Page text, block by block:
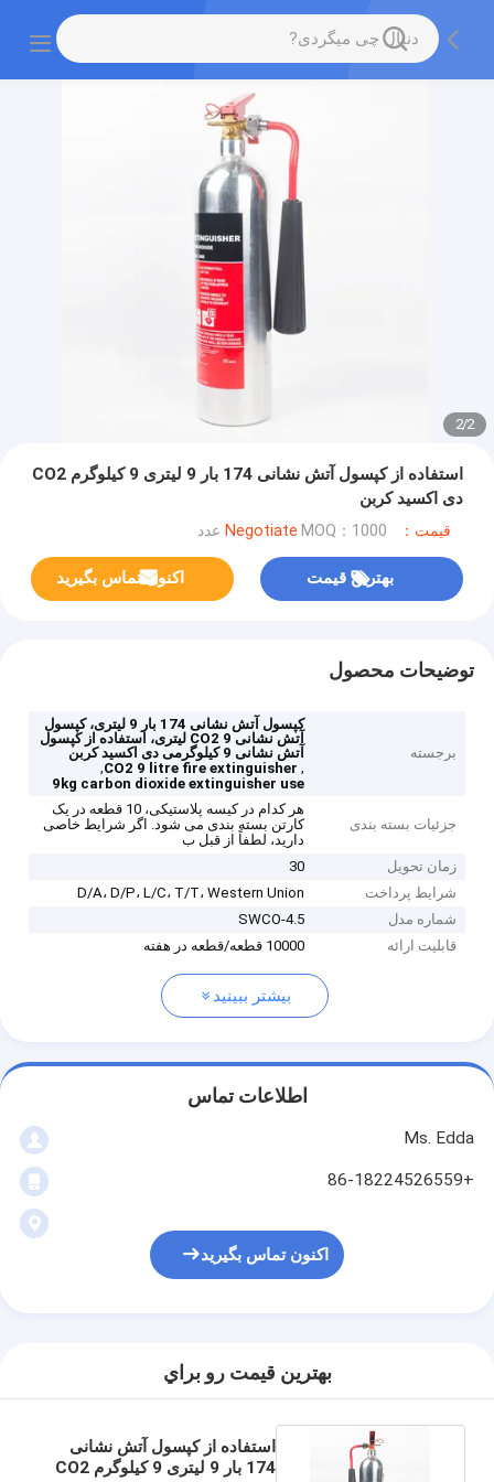
2
/
2
استفاده از کپسول آتش نشانی 174 بار 9 لیتری 9 کیلوگرم CO2
دی اکسید کربن
قیمت：Negotiate MOQ：1000 عدد
بهترین قیمت اکنون تماس بگیرید
توضیحات محصول
برجسته
کپسول آتش نشانی 174 بار 9 لیتری، کپسول
آتش نشانی CO2 9 لیتری، استفاده از کپسول
آتش نشانی 9 کیلوگرمی دی اکسید کربن
,
CO2 9 litre fire extinguisher
,
9kg carbon dioxide extinguisher use
جزئیات بسته بندی
هر کدام در کیسه پلاستیکی، 10 قطعه در یک
کارتن بسته بندی می شود. اگر شرایط خاصی
دارید، لطفاً از قبل ب
زمان تحویل
30
شرایط پرداخت
D/A، D/P، L/C، T/T، Western Union
شماره مدل
SWCO-4.5
قابلیت ارائه
10000 قطعه/قطعه در هفته
بیشتر ببینید
اطلاعات تماس
Ms. Edda
+86-18224526559
اکنون تماس بگیرید
بهترين قيمت رو براي
استفاده از کپسول آتش نشانی
174 بار 9 لیتری 9 کیلوگرم CO2